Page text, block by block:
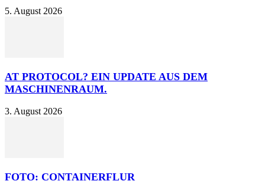
5. August 2026
AT PROTOCOL? EIN UPDATE AUS DEM
MASCHINENRAUM.
3. August 2026
FOTO: CONTAINERFLUR